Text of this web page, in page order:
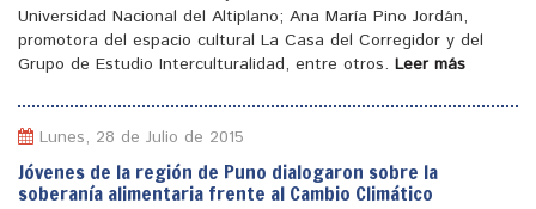
Universidad Nacional del Altiplano; Ana María Pino Jordán,
promotora del espacio cultural La Casa del Corregidor y del
Grupo de Estudio Interculturalidad, entre otros. Leer más
Lunes, 28 de Julio de 2015
Jóvenes de la región de Puno dialogaron sobre la
soberanía alimentaria frente al Cambio Climático